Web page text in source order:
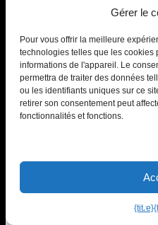
Gérer le
Pour vous offrir la meilleure
technologies telles que les cookies
informations de l'appareil. Le
permettra de traiter des données
ou les identifiants uniques sur ce
retirer son consentement peut
fonctionnalités et fonctions.
{titre}
résolution ou
En suivant ces étapes et
pouvezcorps de
résultats réalistes, sans
production — idéal pour les
et professionnels qui vont
ludiques. Vous vous
7. Erreurs